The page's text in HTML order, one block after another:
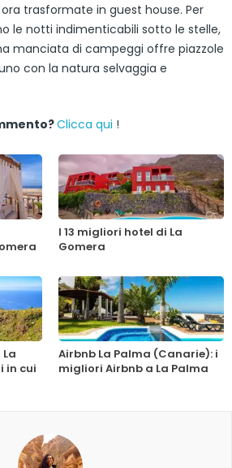
trasformate in guest house. Per
le notti indimenticabili sotto le stelle,
manciata di campeggi offre piazzole
con la natura selvaggia e
Clicca qui !
I 13 migliori hotel di La
Gomera
in cui
Airbnb La Palma (Canarie): i
migliori Airbnb a La Palma